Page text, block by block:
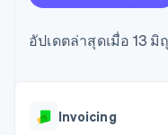
ยอมรับการ
การชำระเงินที่
ตามอุ
บริษัท
ห้องข่า
อัปเดตล่าสุดเมื่อ 13
Invoicing